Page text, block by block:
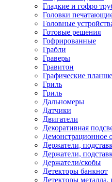
Гладкие и гофро
Головки
Головные
Готовые решения
Гофрированные
Грабли
Граверы
Гравитон
Графические
Гриль
Гриль
Дальномеры
Датчики
Двигатели
Декоративная
Демонстрационное
Держатели,
Держатели,
Держатели/скобы
Детекторы банкнот
Детекторы металла,